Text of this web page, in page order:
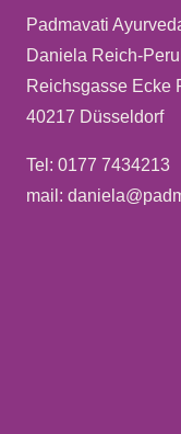
Padmavati
Daniela Reich-
Reichsgasse Ecke
40217 Düsseldorf
Tel: 0177 7434213
mail: